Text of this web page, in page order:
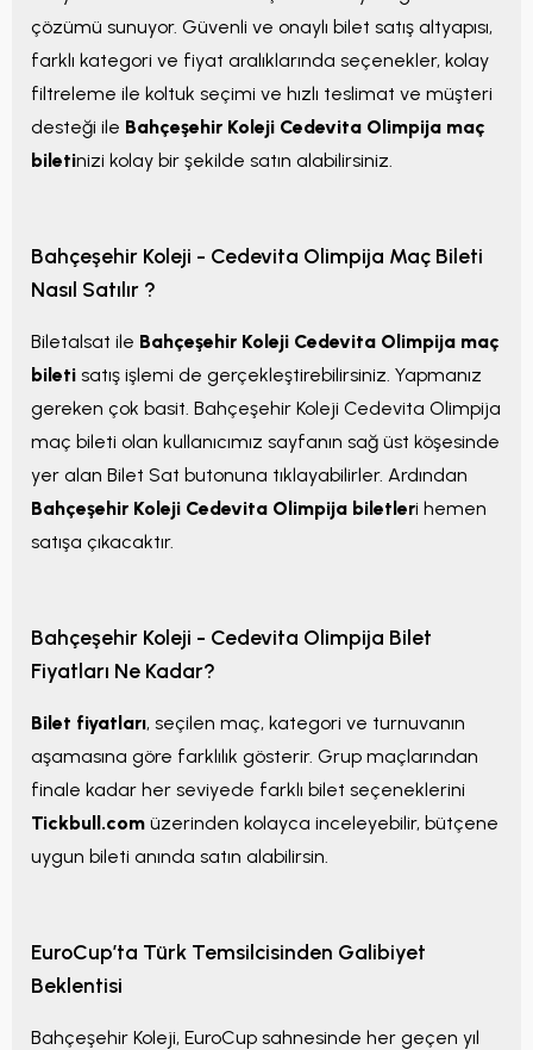
çözümü sunuyor. Güvenli ve onaylı bilet satış altyapısı,
farklı kategori ve fiyat aralıklarında seçenekler, kolay
filtreleme ile koltuk seçimi ve hızlı teslimat ve müşteri
desteği ile Bahçeşehir Koleji Cedevita Olimpija maç
biletinizi kolay bir şekilde satın alabilirsiniz.
Bahçeşehir Koleji - Cedevita Olimpija Maç Bileti
Nasıl Satılır ?
Biletalsat ile Bahçeşehir Koleji Cedevita Olimpija maç
bileti satış işlemi de gerçekleştirebilirsiniz. Yapmanız
gereken çok basit. Bahçeşehir Koleji Cedevita Olimpija
maç bileti olan kullanıcımız sayfanın sağ üst köşesinde
yer alan Bilet Sat butonuna tıklayabilirler. Ardından
Bahçeşehir Koleji Cedevita Olimpija biletleri hemen
satışa çıkacaktır.
Bahçeşehir Koleji - Cedevita Olimpija Bilet
Fiyatları Ne Kadar?
Bilet fiyatları, seçilen maç, kategori ve turnuvanın
aşamasına göre farklılık gösterir. Grup maçlarından
finale kadar her seviyede farklı bilet seçeneklerini
Tickbull.com üzerinden kolayca inceleyebilir, bütçene
uygun bileti anında satın alabilirsin.
EuroCup’ta Türk Temsilcisinden Galibiyet
Beklentisi
Bahçeşehir Koleji, EuroCup sahnesinde her geçen yıl